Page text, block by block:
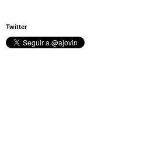
Twitter